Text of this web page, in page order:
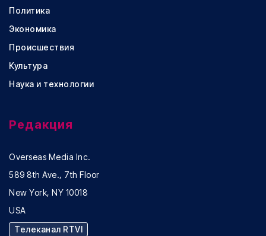
Политика
Экономика
Происшествия
Культура
Наука и технологии
Редакция
Overseas Media Inc.
589 8th Ave., 7th Floor
New York, NY 10018
USA
Телеканал RTVI